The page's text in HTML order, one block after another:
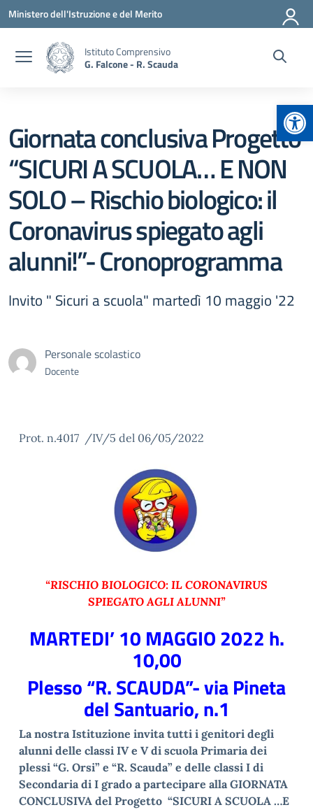
Vai ai contenuti
Vai al menu di navigazione
Vai al footer
Ministero dell'Istruzione e del Merito
Istituto Comprensivo
G. Falcone - R. Scauda
Giornata conclusiva Progetto
“SICURI A SCUOLA… E NON
SOLO – Rischio biologico: il
Coronavirus spiegato agli
alunni!”- Cronoprogramma
Invito " Sicuri a scuola" martedì 10 maggio '22
Personale scolastico
Docente
Prot. n.4017 /IV/5 del 06/05/2022
“RISCHIO BIOLOGICO: IL CORONAVIRUS
SPIEGATO AGLI ALUNNI”
MARTEDI’ 10 MAGGIO 2022 h.
10,00
Plesso “R. SCAUDA”- via Pineta
del Santuario, n.1
La nostra Istituzione invita tutti i genitori degli
alunni delle classi IV e V di scuola Primaria dei
plessi “G. Orsi” e “R. Scauda” e delle classi I di
Secondaria di I grado a partecipare alla GIORNATA
CONCLUSIVA del Progetto “SICURI A SCUOLA …E